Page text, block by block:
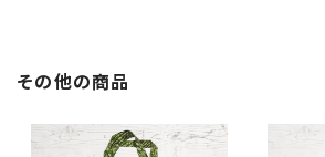
その他の商品